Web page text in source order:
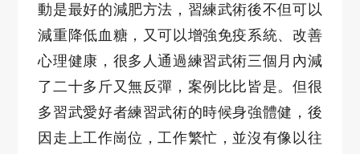
動是最好的減肥方法，習練武術後不但可以
減重降低血糖，又可以增強免疫系統、改善
心理健康，很多人通過練習武術三個月內減
了二十多斤又無反彈，案例比比皆是。但很
多習武愛好者練習武術的時候身強體健，後
因走上工作崗位，工作繁忙，並沒有像以往